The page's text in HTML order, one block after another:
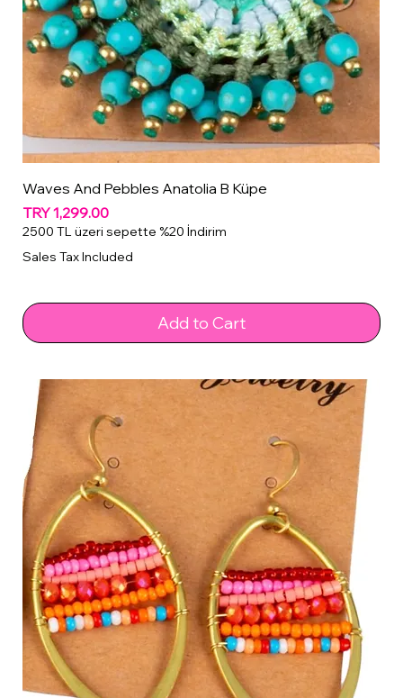
Waves And Pebbles Anatolia B Küpe
Price
TRY 1,299.00
2500 TL üzeri sepette %20 İndirim
Sales Tax Included
Add to Cart